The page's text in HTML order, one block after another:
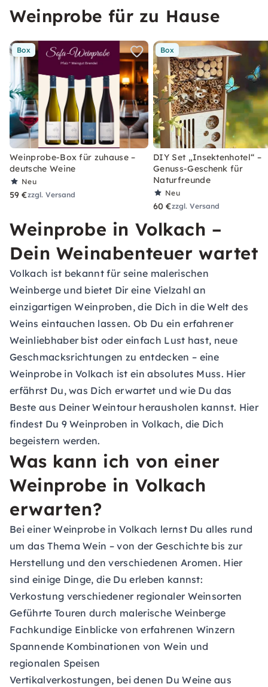
Weinprobe für zu Hause
Box
Weinprobe-Box für zuhause –
deutsche Weine
Neu
59 €zzgl. Versand
Box
DIY Set „Insektenhotel“ –
Genuss-Geschenk für
Naturfreunde
Neu
60 €zzgl. Versand
Weinprobe in Volkach –
Dein Weinabenteuer wartet
Volkach ist bekannt für seine malerischen
Weinberge und bietet Dir eine Vielzahl an
einzigartigen Weinproben, die Dich in die Welt des
Weins eintauchen lassen. Ob Du ein erfahrener
Weinliebhaber bist oder einfach Lust hast, neue
Geschmacksrichtungen zu entdecken – eine
Weinprobe in Volkach ist ein absolutes Muss. Hier
erfährst Du, was Dich erwartet und wie Du das
Beste aus Deiner Weintour herausholen kannst. Hier
findest Du 9 Weinproben in Volkach, die Dich
begeistern werden.
Was kann ich von einer
Weinprobe in Volkach
erwarten?
Bei einer Weinprobe in Volkach lernst Du alles rund
um das Thema Wein – von der Geschichte bis zur
Herstellung und den verschiedenen Aromen. Hier
sind einige Dinge, die Du erleben kannst:
Verkostung verschiedener regionaler Weinsorten
Geführte Touren durch malerische Weinberge
Fachkundige Einblicke von erfahrenen Winzern
Spannende Kombinationen von Wein und
regionalen Speisen
Vertikalverkostungen, bei denen Du Weine aus